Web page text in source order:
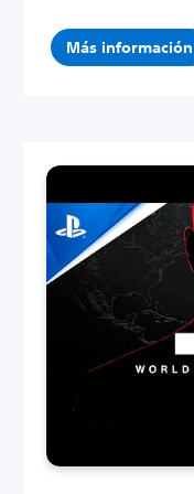
Más información